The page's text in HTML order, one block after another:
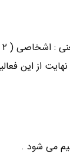
از این